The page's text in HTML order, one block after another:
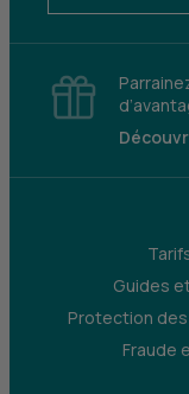
Guides
Protection
Fraude